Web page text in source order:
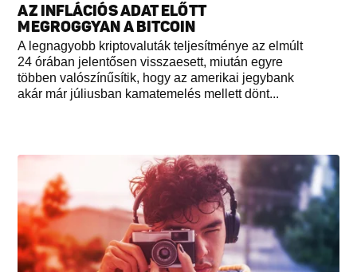
AZ INFLÁCIÓS ADAT ELŐTT
MEGROGGYAN A BITCOIN
A legnagyobb kriptovaluták teljesítménye az elmúlt
24 órában jelentősen visszaesett, miután egyre
többen valószínűsítik, hogy az amerikai jegybank
akár már júliusban kamatemelés mellett dönt...